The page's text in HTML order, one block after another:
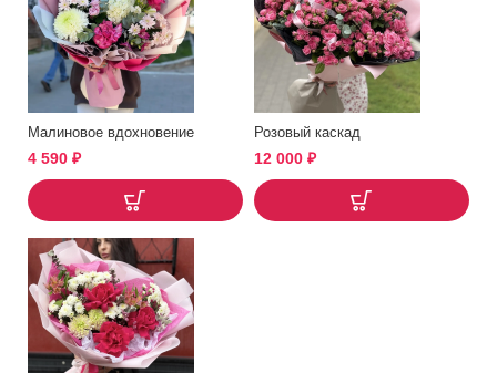
Малиновое вдохновение
4 590 ₽
Розовый каскад
12 000 ₽